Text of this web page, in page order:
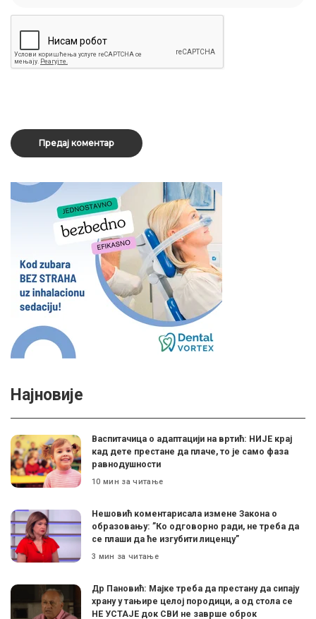
Најновије
Васпитачица о адаптацији на вртић: НИЈЕ крај
кад дете престане да плаче, то је само фаза
равнодушности
10 мин за читање
Нешовић коментарисала измене Закона о
образовању: ”Ко одговорно ради, не треба да
се плаши да ће изгубити лиценцу”
3 мин за читање
Др Пановић: Мајке треба да престану да сипају
храну у тањире целој породици, а од стола се
НЕ УСТАЈЕ док СВИ не заврше оброк